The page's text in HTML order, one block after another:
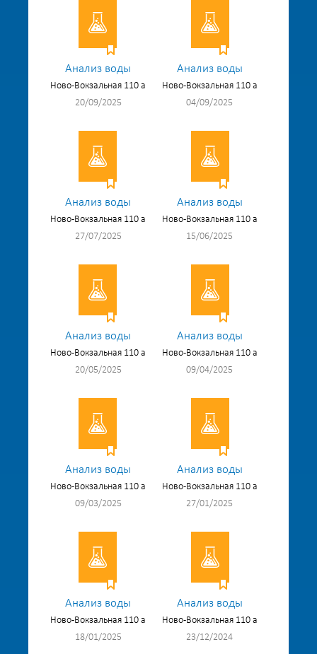
Анализ воды
Ново-Вокзальная 110 а
20/09/2025
Анализ воды
Ново-Вокзальная 110 а
04/09/2025
Анализ воды
Ново-Вокзальная 110 а
27/07/2025
Анализ воды
Ново-Вокзальная 110 а
15/06/2025
Анализ воды
Ново-Вокзальная 110 а
20/05/2025
Анализ воды
Ново-Вокзальная 110 а
09/04/2025
Анализ воды
Ново-Вокзальная 110 а
09/03/2025
Анализ воды
Ново-Вокзальная 110 а
27/01/2025
Анализ воды
Ново-Вокзальная 110 а
18/01/2025
Анализ воды
Ново-Вокзальная 110 а
23/12/2024